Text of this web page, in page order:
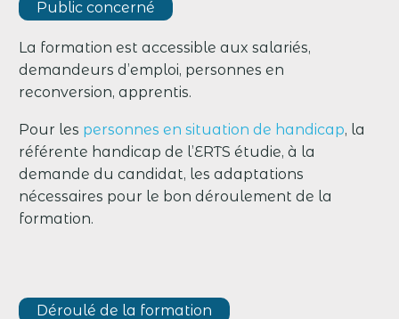
Public concerné
La formation est accessible aux salariés,
demandeurs d’emploi, personnes en
reconversion, apprentis.
Pour les personnes en situation de handicap, la
référente handicap de l’ERTS étudie, à la
demande du candidat, les adaptations
nécessaires pour le bon déroulement de la
formation.
Déroulé de la formation